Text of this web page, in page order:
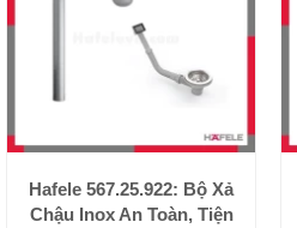
Hafele 567.25.922: Bộ Xả
Chậu Inox An Toàn, Tiện